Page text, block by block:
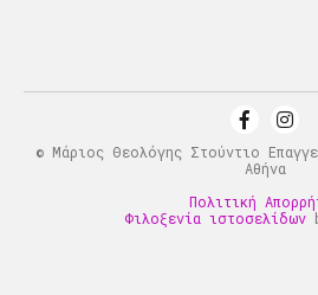
© Μάριος Θεολόγης Στούντιο
Αθήνα
Πολιτική
Φιλοξενία ιστοσελίδων